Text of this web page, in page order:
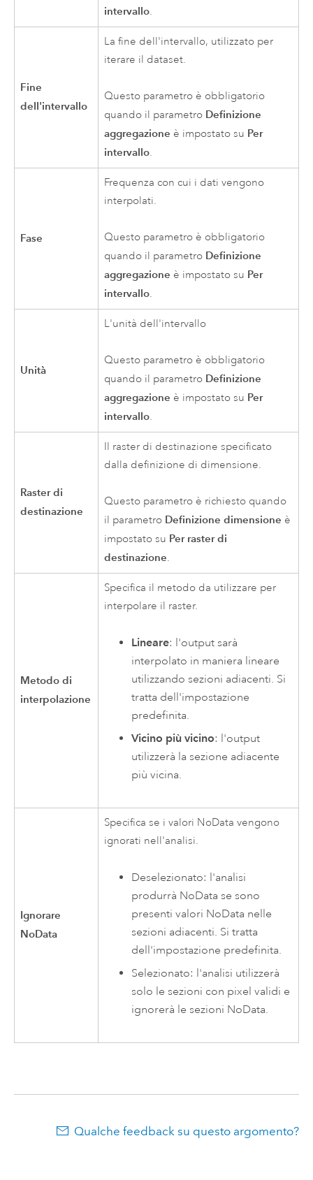
intervallo.
Fine
dell'intervallo
La fine dell'intervallo, utilizzato per
iterare il dataset.
Questo parametro è obbligatorio
quando il parametro Definizione
aggregazione è impostato su Per
intervallo.
Fase
Frequenza con cui i dati vengono
interpolati.
Questo parametro è obbligatorio
quando il parametro Definizione
aggregazione è impostato su Per
intervallo.
Unità
L'unità dell'intervallo
Questo parametro è obbligatorio
quando il parametro Definizione
aggregazione è impostato su Per
intervallo.
Raster di
destinazione
Il raster di destinazione specificato
dalla definizione di dimensione.
Questo parametro è richiesto quando
il parametro Definizione dimensione è
impostato su Per raster di
destinazione.
Metodo di
interpolazione
Specifica il metodo da utilizzare per
interpolare il raster.
Lineare: l'output sarà
interpolato in maniera lineare
utilizzando sezioni adiacenti. Si
tratta dell'impostazione
predefinita.
Vicino più vicino: l'output
utilizzerà la sezione adiacente
più vicina.
Ignorare
NoData
Specifica se i valori NoData vengono
ignorati nell'analisi.
Deselezionato: l'analisi
produrrà NoData se sono
presenti valori NoData nelle
sezioni adiacenti. Si tratta
dell'impostazione predefinita.
Selezionato: l'analisi utilizzerà
solo le sezioni con pixel validi e
ignorerà le sezioni NoData.
Qualche feedback su questo argomento?